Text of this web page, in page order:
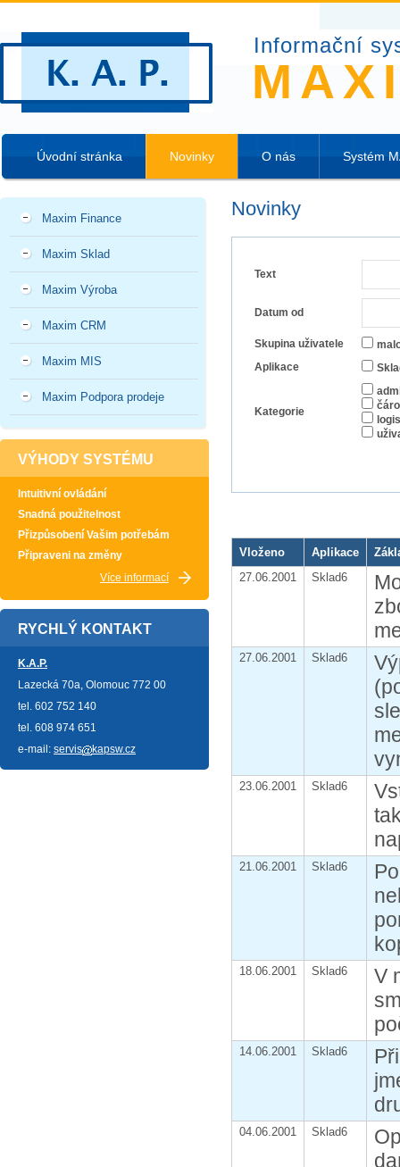
Informační
Úvodní stránka Novinky O nás Systém
Maxim Finance
Maxim Sklad
Maxim Výroba
Maxim CRM
Maxim MIS
Maxim Podpora prodeje
VÝHODY SYSTÉMU
Intuitivní ovládání
Snadná použitelnost
Přizpůsobení Vašim potřebám
Připraveni na změny
Více informací
RYCHLÝ KONTAKT
K.A.P.
Lazecká 70a, Olomouc 772 00
tel. 602 752 140
tel. 608 974 651
e-mail: servis kapsw.cz
Novinky
Text
Datum od
Skupina uživatele
Aplikace
Kategorie
Vloženo Aplikace
27.06.2001
Sklad6
27.06.2001 Sklad6
23.06.2001 Sklad6
21.06.2001 Sklad6
18.06.2001 Sklad6
V
14.06.2001 Sklad6
04.06.2001 Sklad6